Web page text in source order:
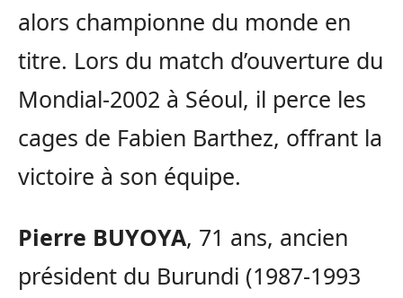
alors championne du monde en
titre. Lors du match d’ouverture du
Mondial-2002 à Séoul, il perce les
cages de Fabien Barthez, offrant la
victoire à son équipe.
Pierre BUYOYA, 71 ans, ancien
président du Burundi (1987-1993